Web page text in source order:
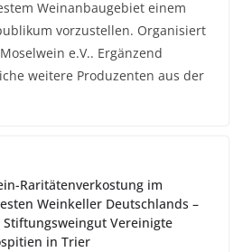
Weinanbaugebiet einem
vorzustellen. Organisiert
e.V.. Ergänzend
weitere Produzenten aus der
Raritätenverkostung im
Weinkeller Deutschlands –
Stiftungsweingut Vereinigte
in Trier